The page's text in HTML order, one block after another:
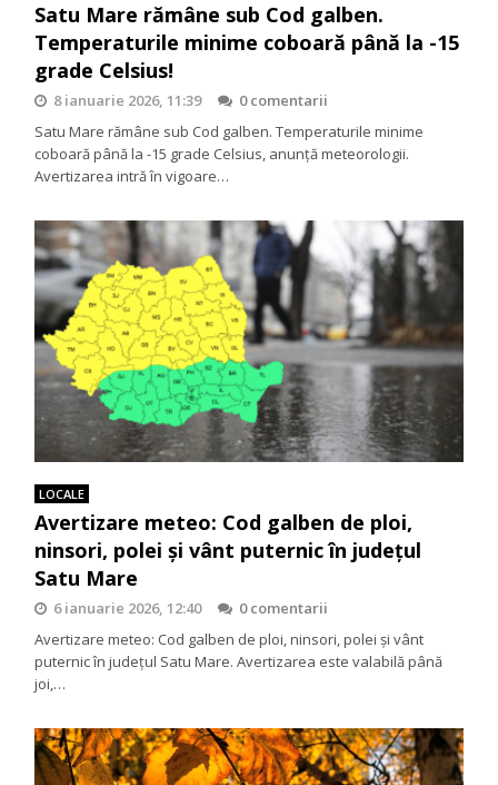
Satu Mare rămâne sub Cod galben.
Temperaturile minime coboară până la -15
grade Celsius!
8 ianuarie 2026, 11:39
0 comentarii
Satu Mare rămâne sub Cod galben. Temperaturile minime
coboară până la -15 grade Celsius, anunță meteorologii.
Avertizarea intră în vigoare…
LOCALE
Avertizare meteo: Cod galben de ploi,
ninsori, polei și vânt puternic în județul
Satu Mare
6 ianuarie 2026, 12:40
0 comentarii
Avertizare meteo: Cod galben de ploi, ninsori, polei și vânt
puternic în județul Satu Mare. Avertizarea este valabilă până
joi,…